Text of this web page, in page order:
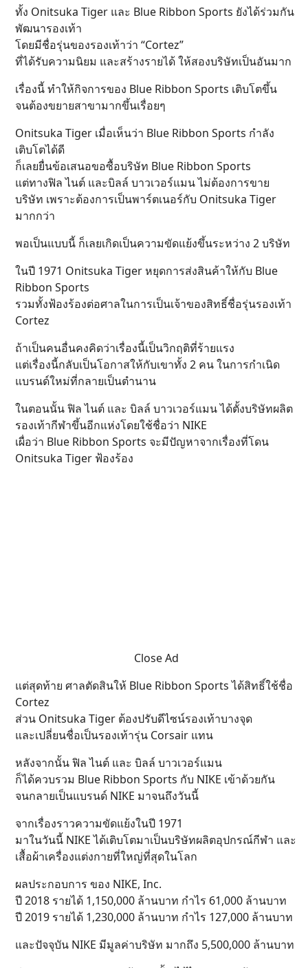
ทั้ง Onitsuka Tiger และ Blue Ribbon Sports ยังได้ร่วมกัน
พัฒนารองเท้า
โดยมีชื่อรุ่นของรองเท้าว่า “Cortez”
ที่ได้รับความนิยม และสร้างรายได้ ให้สองบริษัทเป็นอันมาก
เรื่องนี้ ทำให้กิจการของ Blue Ribbon Sports เติบโตขึ้น
จนต้องขยายสาขามากขึ้นเรื่อยๆ
Onitsuka Tiger เมื่อเห็นว่า Blue Ribbon Sports กำลัง
เติบโตได้ดี
ก็เลยยื่นข้อเสนอขอซื้อบริษัท Blue Ribbon Sports
แต่ทางฟิล ไนต์ และบิลล์ บาวเวอร์แมน ไม่ต้องการขาย
บริษัท เพราะต้องการเป็นพาร์ตเนอร์กับ Onitsuka Tiger
มากกว่า
พอเป็นแบบนี้ ก็เลยเกิดเป็นความขัดแย้งขึ้นระหว่าง 2 บริษัท
ในปี 1971 Onitsuka Tiger หยุดการส่งสินค้าให้กับ Blue
Ribbon Sports
รวมทั้งฟ้องร้องต่อศาลในการเป็นเจ้าของสิทธิ์ชื่อรุ่นรองเท้า
Cortez
ถ้าเป็นคนอื่นคงคิดว่าเรื่องนี้เป็นวิกฤติที่ร้ายแรง
แต่เรื่องนี้กลับเป็นโอกาสให้กับเขาทั้ง 2 คน ในการกำเนิด
แบรนด์ใหม่ที่กลายเป็นตำนาน
ในตอนนั้น ฟิล ไนต์ และ บิลล์ บาวเวอร์แมน ได้ตั้งบริษัทผลิต
รองเท้ากีฬาขึ้นอีกแห่งโดยใช้ชื่อว่า NIKE
เผื่อว่า Blue Ribbon Sports จะมีปัญหาจากเรื่องที่โดน
Onitsuka Tiger ฟ้องร้อง
Close Ad
แต่สุดท้าย ศาลตัดสินให้ Blue Ribbon Sports ได้สิทธิ์ใช้ชื่อ
Cortez
ส่วน Onitsuka Tiger ต้องปรับดีไซน์รองเท้าบางจุด
และเปลี่ยนชื่อเป็นรองเท้ารุ่น Corsair แทน
หลังจากนั้น ฟิล ไนต์ และ บิลล์ บาวเวอร์แมน
ก็ได้ควบรวม Blue Ribbon Sports กับ NIKE เข้าด้วยกัน
จนกลายเป็นแบรนด์ NIKE มาจนถึงวันนี้
จากเรื่องราวความขัดแย้งในปี 1971
มาในวันนี้ NIKE ได้เติบโตมาเป็นบริษัทผลิตอุปกรณ์กีฬา และ
เสื้อผ้าเครื่องแต่งกายที่ใหญ่ที่สุดในโลก
ผลประกอบการ ของ NIKE, Inc.
ปี 2018 รายได้ 1,150,000 ล้านบาท กำไร 61,000 ล้านบาท
ปี 2019 รายได้ 1,230,000 ล้านบาท กำไร 127,000 ล้านบาท
และปัจจุบัน NIKE มีมูลค่าบริษัท มากถึง 5,500,000 ล้านบาท